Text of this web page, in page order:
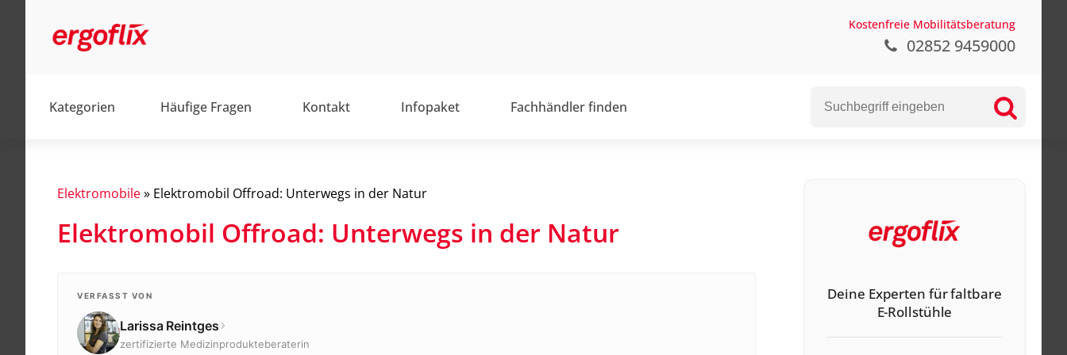
Kostenfreie Mobilitätsberatung
02852 9459000
Kategorien Häufige Fragen Kontakt Infopaket Fachhändler finden
Alltag
Elektromobile
Elektrorollstühle
Elektromobile» Elektromobil Offroad: Unterwegs in der Natur
Elektromobil Offroad: Unterwegs in der Natur
VERFASST VON
Larissa Reintges
zertifizierte Medizinprodukteberaterin
Deine Experten für faltbare
E-Rollstühle